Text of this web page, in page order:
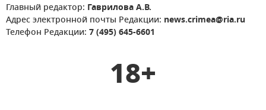
Главный редактор: Гаврилова А.В.
Адрес электронной почты Редакции: news.crimea@ria.ru
Телефон Редакции: 7 (495) 645-6601
18+